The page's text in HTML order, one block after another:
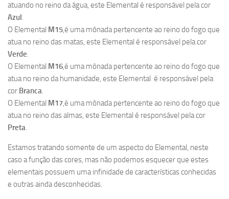
atuando no reino da água, este Elemental é responsável pela cor
Azul .
O Elemental M15,é uma mônada pertencente ao reino do fogo que
atua no reino das matas, este Elemental é responsável pela cor
Verde.
O Elemental M16,é uma mônada pertencente ao reino do fogo que
atua no reino da humanidade, este Elemental é responsável pela
cor Branca.
O Elemental M17,é uma mônada pertencente ao reino do fogo que
atua no reino das almas, este Elemental é responsável pela cor
Preta.
Estamos tratando somente de um aspecto do Elemental, neste
caso a função das cores, mas não podemos esquecer que estes
elementais possuem uma infinidade de características conhecidas
e outras ainda desconhecidas.